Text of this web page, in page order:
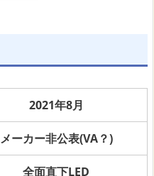
2021年8月
メーカー非公表(VA？)
全面直下LED